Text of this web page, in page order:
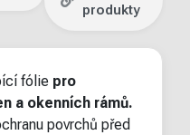
produkty
fólie pro
a okenních rámů.
povrchů před